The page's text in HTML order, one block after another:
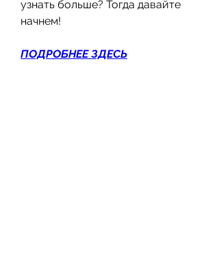
узнать больше? Тогда давайте
начнем!
ПОДРОБНЕЕ ЗДЕСЬ